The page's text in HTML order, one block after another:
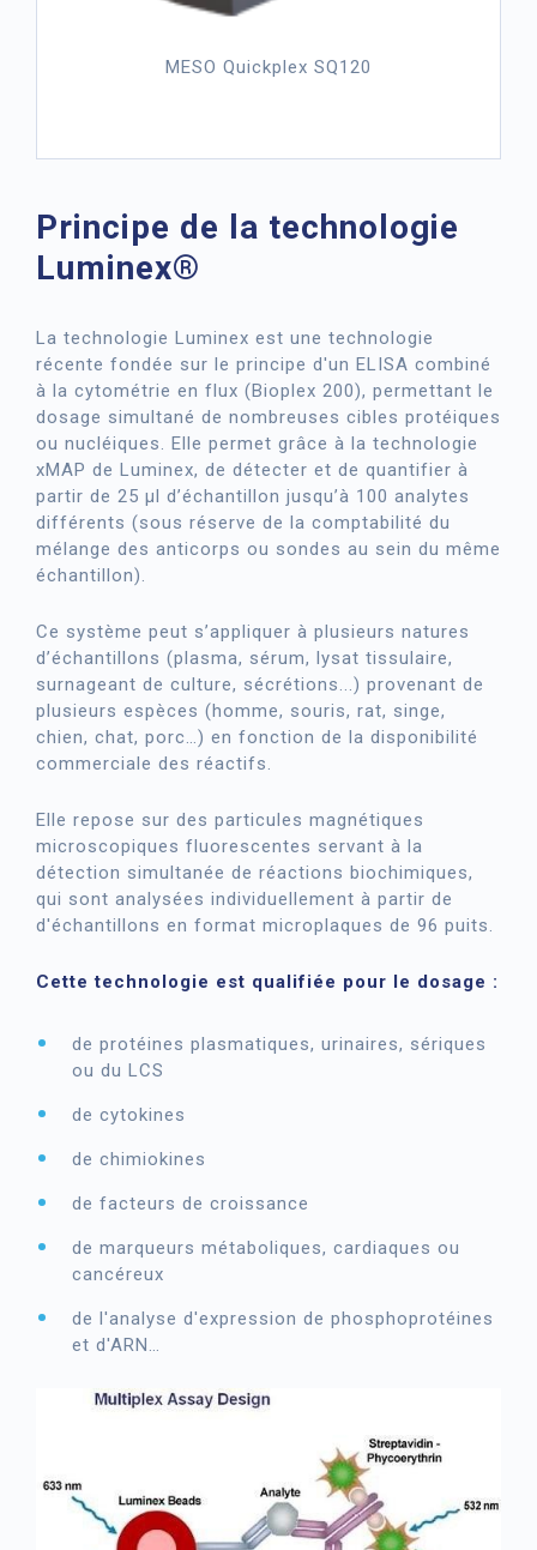
MESO Quickplex SQ120
Principe de la technologie
Luminex®
La technologie Luminex est une technologie
récente fondée sur le principe d'un ELISA combiné
à la cytométrie en flux (Bioplex 200), permettant le
dosage simultané de nombreuses cibles protéiques
ou nucléiques. Elle permet grâce à la technologie
xMAP de Luminex, de détecter et de quantifier à
partir de 25 µl d’échantillon jusqu’à 100 analytes
différents (sous réserve de la comptabilité du
mélange des anticorps ou sondes au sein du même
échantillon).
Ce système peut s’appliquer à plusieurs natures
d’échantillons (plasma, sérum, lysat tissulaire,
surnageant de culture, sécrétions...) provenant de
plusieurs espèces (homme, souris, rat, singe,
chien, chat, porc…) en fonction de la disponibilité
commerciale des réactifs.
Elle repose sur des particules magnétiques
microscopiques fluorescentes servant à la
détection simultanée de réactions biochimiques,
qui sont analysées individuellement à partir de
d'échantillons en format microplaques de 96 puits.
Cette technologie est qualifiée pour le dosage :
de protéines plasmatiques, urinaires, sériques
ou du LCS
de cytokines
de chimiokines
de facteurs de croissance
de marqueurs métaboliques, cardiaques ou
cancéreux
de l'analyse d'expression de phosphoprotéines
et d'ARN…